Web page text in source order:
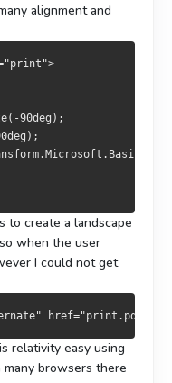
alignment and
90deg);
to create a landscape
when the user
I could not get
relativity easy using
browsers there